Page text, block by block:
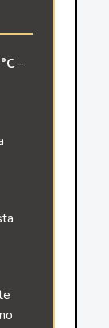
–